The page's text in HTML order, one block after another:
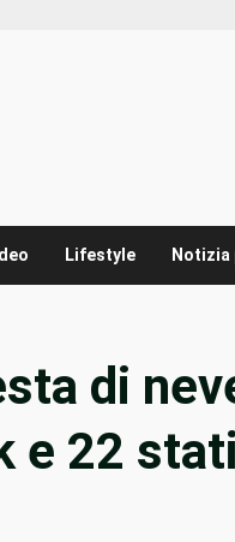
Lifestyle Notizia
di
e 22